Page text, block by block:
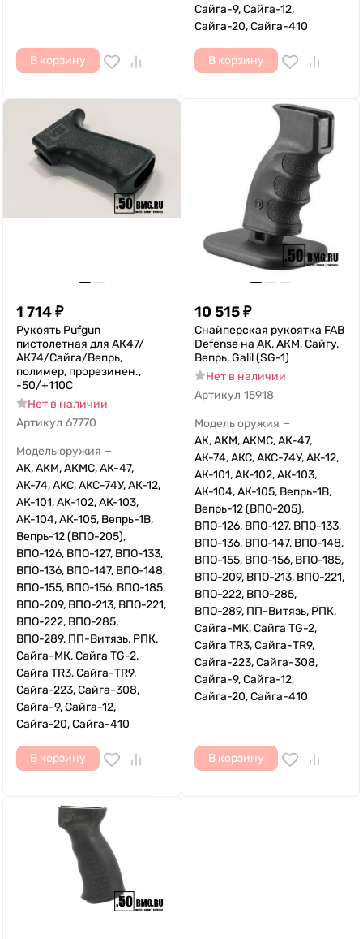
В корзину
Сайга-9, Сайга-12,
Сайга-20, Сайга-410
В корзину
1 714₽
Рукоять Pufgun
пистолетная для АК47/
АК74/Сайга/Вепрь,
полимер, прорезинен.,
-50/+110С
Нет в наличии
Артикул 67770
Модель оружия —
АК, АКМ, АКМС, АК-47,
АК-74, АКС, АКС-74У, АК-12,
АК-101, АК-102, АК-103,
АК-104, АК-105, Вепрь-1В,
Вепрь-12 (ВПО-205),
ВПО-126, ВПО-127, ВПО-133,
ВПО-136, ВПО-147, ВПО-148,
ВПО-155, ВПО-156, ВПО-185,
ВПО-209, ВПО-213, ВПО-221,
ВПО-222, ВПО-285,
ВПО-289, ПП-Витязь, РПК,
Сайга-МК, Сайга TG-2,
Сайга TR3, Сайга-TR9,
Сайга-223, Сайга-308,
Сайга-9, Сайга-12,
Сайга-20, Сайга-410
В корзину
10 515₽
Снайперская рукоятка FAB
Defense на АК, АКМ, Сайгу,
Вепрь, Galil (SG-1)
Нет в наличии
Артикул 15918
Модель оружия —
АК, АКМ, АКМС, АК-47,
АК-74, АКС, АКС-74У, АК-12,
АК-101, АК-102, АК-103,
АК-104, АК-105, Вепрь-1В,
Вепрь-12 (ВПО-205),
ВПО-126, ВПО-127, ВПО-133,
ВПО-136, ВПО-147, ВПО-148,
ВПО-155, ВПО-156, ВПО-185,
ВПО-209, ВПО-213, ВПО-221,
ВПО-222, ВПО-285,
ВПО-289, ПП-Витязь, РПК,
Сайга-МК, Сайга TG-2,
Сайга TR3, Сайга-TR9,
Сайга-223, Сайга-308,
Сайга-9, Сайга-12,
Сайга-20, Сайга-410
В корзину